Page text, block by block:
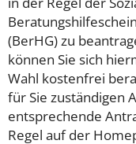
(BerHG) zu
können Sie sich
Wahl kostenfrei
für Sie zuständigen
entsprechende
Regel auf der